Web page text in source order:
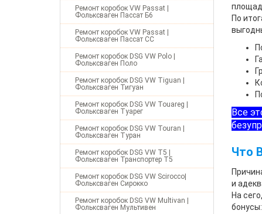
Ремонт коробок VW Passat |
Фольксваген Пассат Б6
Ремонт коробок VW Passat |
Фольксваген Пассат СС
Ремонт коробок DSG VW Polo |
Фольксваген Поло
Ремонт коробок DSG VW Tiguan |
Фольксваген Тигуан
Ремонт коробок DSG VW Touareg |
Фольксваген Туарег
Ремонт коробок DSG VW Touran |
Фольксваген Туран
Ремонт коробок DSG VW T5 |
Фольксваген Транспортер Т5
Ремонт коробок DSG VW Scirocco|
Фольксваген Сирокко
Ремонт коробок DSG VW Multivan |
Фольксваген Мультивен
По
Все
Что
и
На
бонусы: